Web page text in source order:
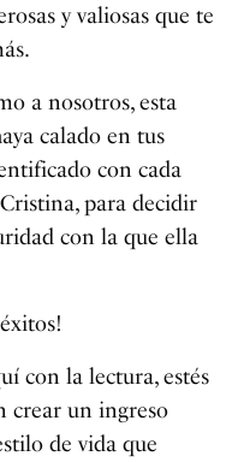
y valiosas que te
a nosotros, esta
calado en tus
con cada
para decidir
con la que ella
con la lectura, estés
crear un ingreso
de vida que